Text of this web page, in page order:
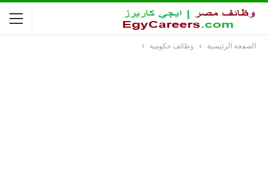
الصفحة الرئيسية وظائف حكومية